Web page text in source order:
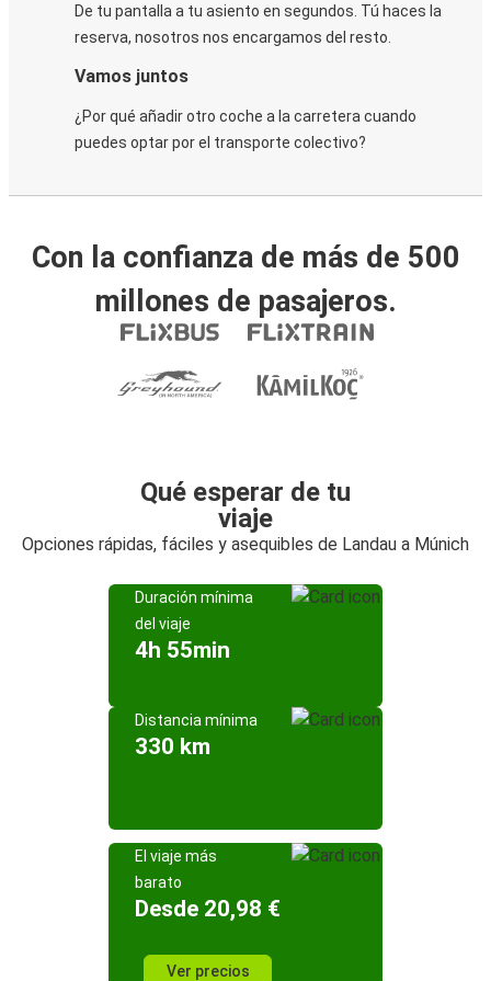
De tu pantalla a tu asiento en segundos. Tú haces la
reserva, nosotros nos encargamos del resto.
Vamos juntos
¿Por qué añadir otro coche a la carretera cuando
puedes optar por el transporte colectivo?
Con la confianza de más de 500
millones de pasajeros.
Qué esperar de tu
viaje
Opciones rápidas, fáciles y asequibles de Landau a Múnich
Duración mínima
del viaje
4h 55min
Distancia mínima
330 km
El viaje más
barato
Desde 20,98 €
Ver precios